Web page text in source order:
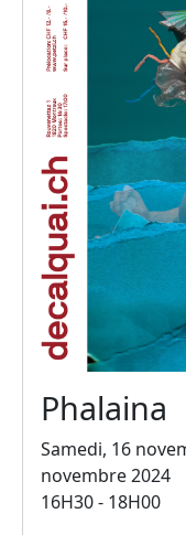
Phalaina
Samedi, 16
novembre 2024
16H30 - 18H00